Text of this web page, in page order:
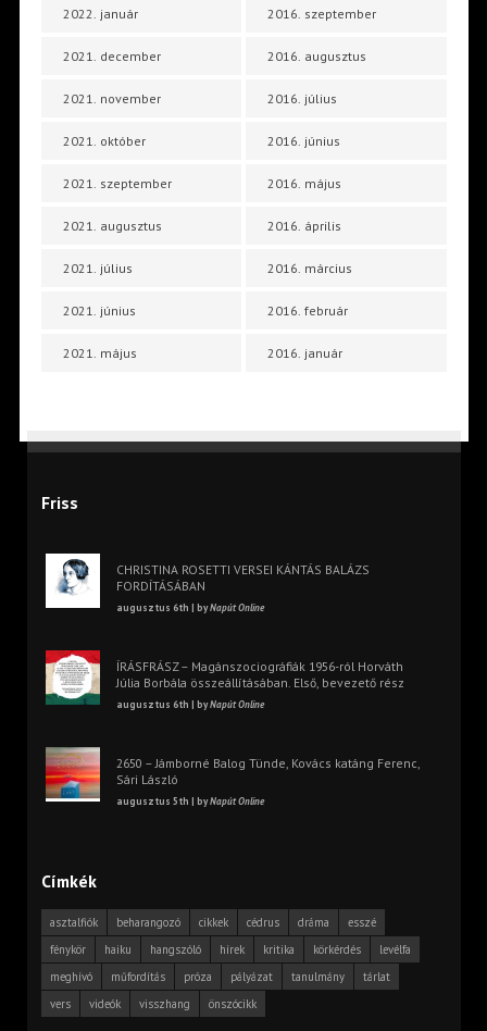
2022. január
2021. december
2021. november
2021. október
2021. szeptember
2021. augusztus
2021. július
2021. június
2021. május
2016. szeptember
2016. augusztus
2016. július
2016. június
2016. május
2016. április
2016. március
2016. február
2016. január
Friss
CHRISTINA ROSETTI VERSEI KÁNTÁS BALÁZS
FORDÍTÁSÁBAN
augusztus 6th | byNapút Online
ÍRÁSFRÁSZ – Magánszociográfiák 1956-ról Horváth
Júlia Borbála összeállításában. Első, bevezető rész
augusztus 6th | byNapút Online
2650 – Jámborné Balog Tünde, Kovács katáng Ferenc,
Sári László
augusztus 5th | byNapút Online
Címkék
asztalfiók beharangozó cikkek cédrus dráma
esszé
fénykör
haiku hangszóló hírek kritika körkérdés
levélfa
meghívó
műfordítás próza pályázat tanulmány
tárlat
vers
videók visszhang önszócikk